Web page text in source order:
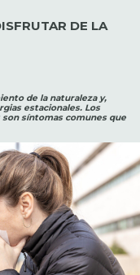
DE LA
de la naturaleza y,
estacionales. Los
síntomas comunes que